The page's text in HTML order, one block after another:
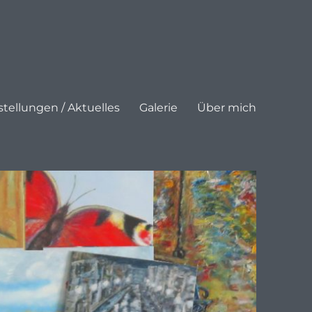
/ Aktuelles Galerie Über mich